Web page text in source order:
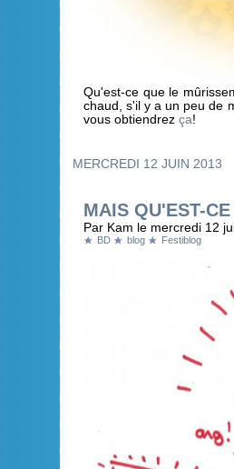
Qu'est-ce que le
chaud, s'il y a un peu de
vous obtiendrez ça!
MERCREDI 12 JUIN 2013
MAIS QU'EST-
Par Kam le mercredi 12
BD blog Festiblog